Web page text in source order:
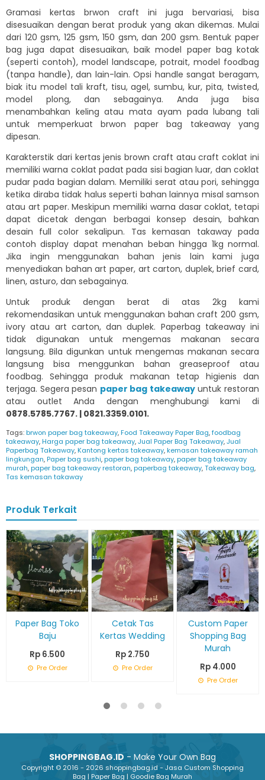
Gramasi kertas brwon craft ini juga bervariasi, bisa
disesuaikan dengan berat produk yang akan dikemas. Mulai
dari 120 gsm, 125 gsm, 150 gsm, dan 200 gsm. Bentuk paper
bag juga dapat disesuaikan, baik model paper bag kotak
(seperti contoh), model landscape, potrait, model foodbag
(tanpa handle), dan lain-lain. Opsi handle sangat beragam,
biak itu model tali kraft, tisu, agel, sumbu, kur, pita, twisted,
model plong, dan sebagainya. Anda juga bisa
menambahkan keling atau mata ayam pada lubang tali
untuk memperkuat brwon paper bag takeaway yang
dipesan.
Karakterstik dari kertas jenis brown craft atau craft coklat ini
memiliki warna coklat padat pada sisi bagian luar, dan coklat
pudar pada bagian dalam. Memiliki serat atau pori, sehingga
ketika diraba tidak halus seperti bahan lainnya misal samson
atau art paper. Meskipun memiliki warna dasar coklat, tetapi
dapat dicetak dengan berbagai konsep desain, bahkan
desain full color sekalipun. Tas kemasan takaway pada
contoh display dapat menahan beban hingga 1kg normal.
Jika ingin menggunakan bahan jenis lain kami juga
menyediakan bahan art paper, art carton, duplek, brief card,
linen, asturo, dan sebagainya.
Untuk produk dengan berat di atas 2kg kami
rekomendasikan untuk menggunakan bahan craft 200 gsm,
ivory atau art carton, dan duplek. Paperbag takeaway ini
tidak digunakan untuk mengemas makanan secara
langsung. Bila digunkan untuk mengemas makanan secara
langsung bisa menggunkan bahan greaseproof atau
foodbag. Sehingga produk makanan tetap higienis dan
terjaga. Segera pesan paper bag takeawayuntuk restoran
atau outlet Anda dengan menghubungi kami di
0878.5785.7767. | 0821.3359.0101.
Tags:brwon paper bag takeaway,Food Takeaway Paper Bag,foodbag
takeaway,Harga paper bag takeaway,Jual Paper Bag Takeaway,Jual
Paperbag Takeaway,Kantong kertas takeaway,kemasan takeaway ramah
lingkungan,Paper bag sushi,paper bag takeaway,paper bag takeaway
murah,paper bag takeaway restoran,paperbag takeaway,Takeaway bag,
Tas kemasan takaway
Produk Terkait
Paper Bag Toko
Baju
Rp 6.500
Pre Order
Cetak Tas
Kertas Wedding
Rp 2.750
Pre Order
Custom Paper
Shopping Bag
Murah
Rp 4.000
Pre Order
SHOPPINGBAG.ID - Make Your Own Bag
Copyright © 2016 - 2026 shoppingbag.id - Jasa Custom Shopping
Bag | Paper Bag | Goodie Bag Murah